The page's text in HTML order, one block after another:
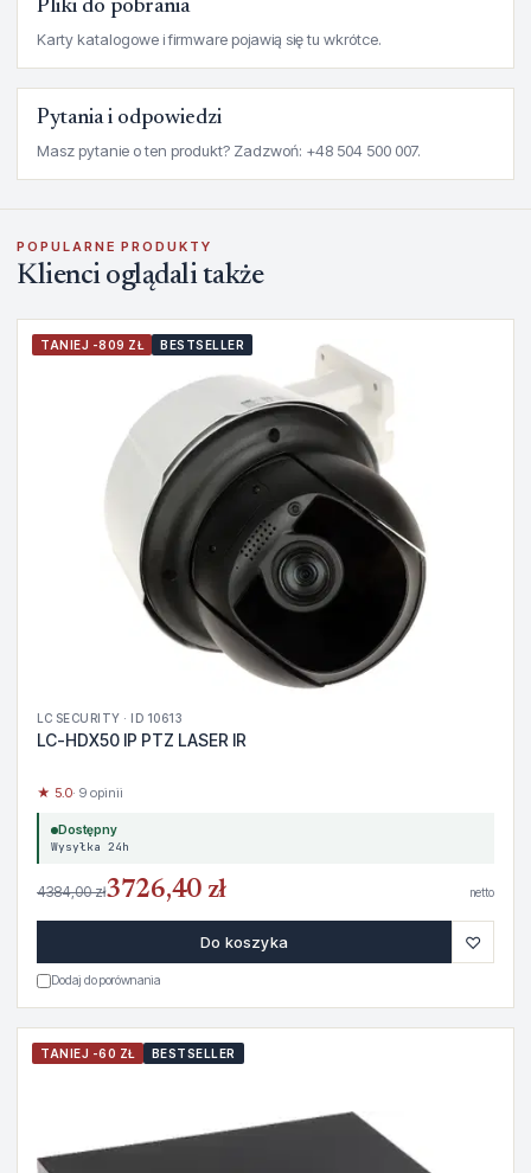
Pliki do pobrania
Karty katalogowe i firmware pojawią się tu wkrótce.
Pytania i odpowiedzi
Masz pytanie o ten produkt? Zadzwoń: +48 504 500 007.
POPULARNE PRODUKTY
Klienci oglądali także
TANIEJ -809 ZŁ BESTSELLER
LC SECURITY · ID 10613
LC-HDX50 IP PTZ LASER IR
★ 5.0· 9 opinii
Dostępny
Wysyłka 24h
4384,00 zł3726,40 zł netto
Do koszyka ♡
Dodaj do porównania
TANIEJ -60 ZŁ BESTSELLER